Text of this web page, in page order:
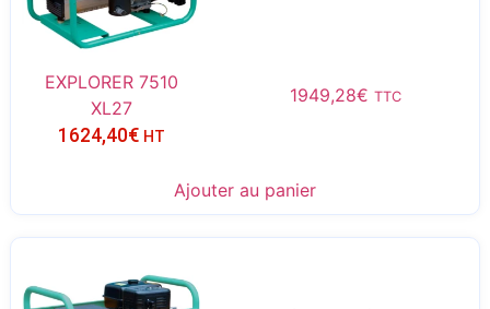
EXPLORER 7510
XL27
1949,28€ TTC
1624,40€ HT
Ajouter au panier